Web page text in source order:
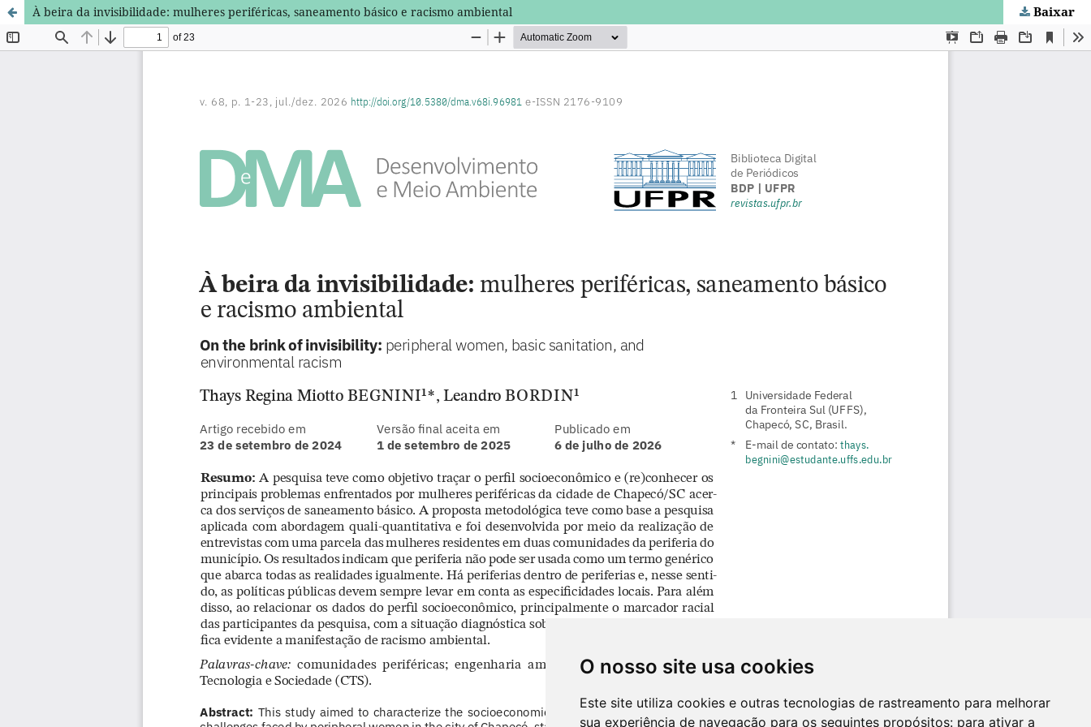
O nosso site usa cookies
Este site utiliza cookies e outras tecnologias de rastreamento para melhorar
sua experiência de navegação para os seguintes propósitos: para ativar a
À beira da invisibilidade: mulheres periféricas, saneamento básico e racismo ambiental Baixar